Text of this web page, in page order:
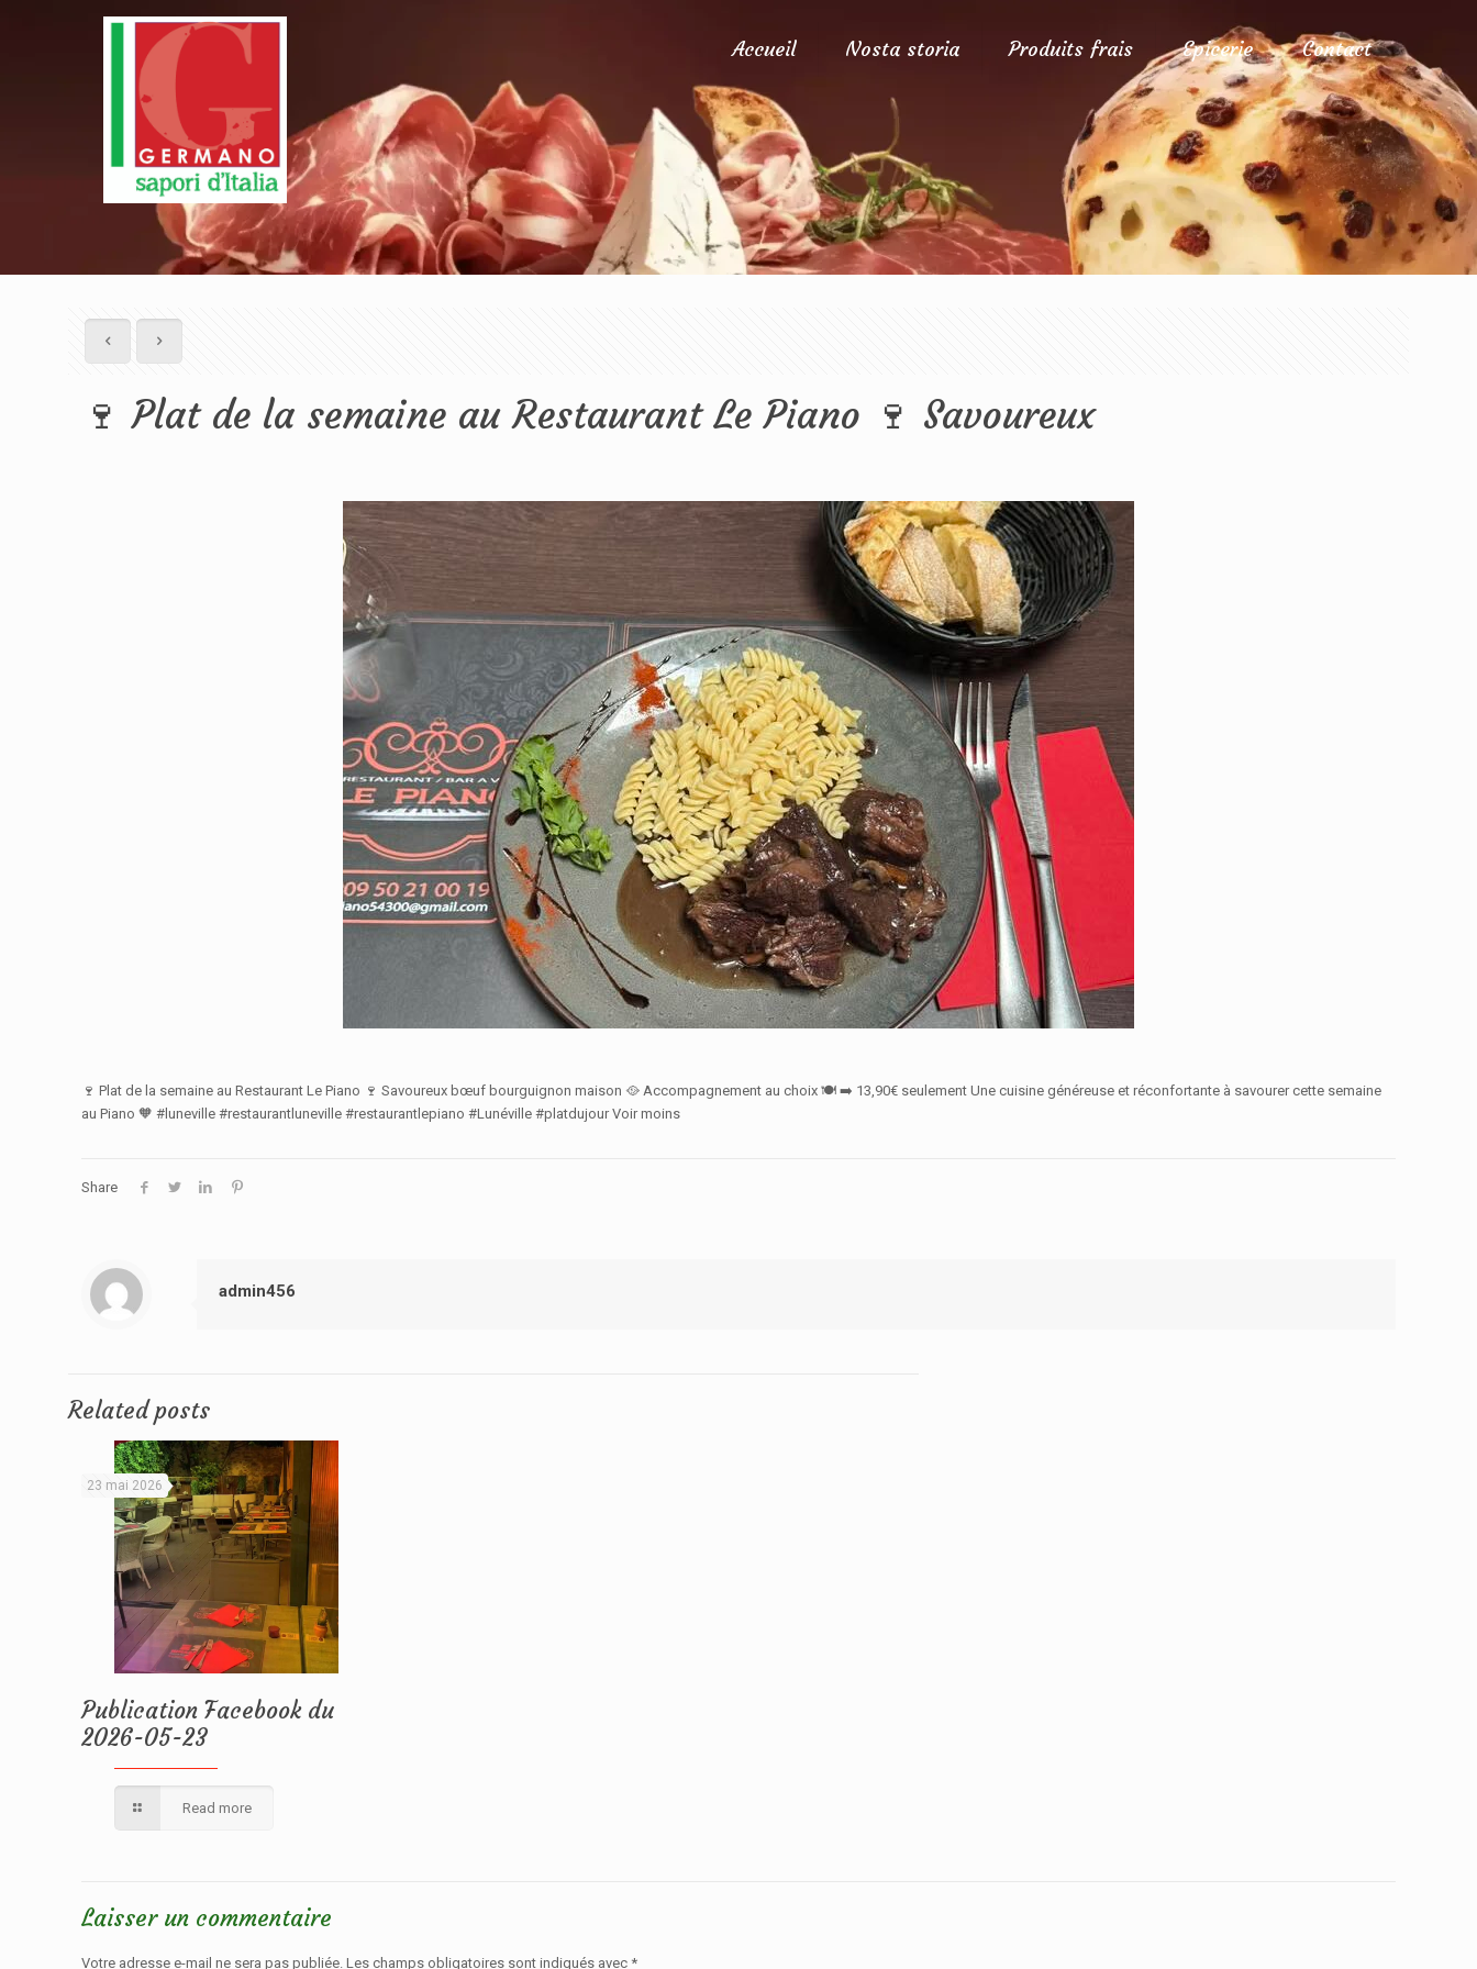
Accueil Nosta storia Produits frais Epicerie Contact
🍷 Plat de la semaine au Restaurant Le Piano 🍷 Savoureux
🍷 Plat de la semaine au Restaurant Le Piano 🍷 Savoureux bœuf bourguignon maison 🥘 Accompagnement au choix 🍽️ ➡️ 13,90€ seulement Une cuisine généreuse et réconfortante à savourer cette semaine
au Piano 🧡 #luneville #restaurantluneville #restaurantlepiano #Lunéville #platdujour Voir moins
Share
admin456
Related posts
23 mai 2026
Publication Facebook du
2026-05-23
Read more
Laisser un commentaire
Votre adresse e-mail ne sera pas publiée. Les champs obligatoires sont indiqués avec *